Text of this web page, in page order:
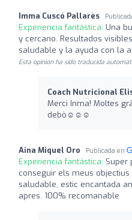
Imma Cuscó Pallarès
Experiencia fantástica: Una
y cercano. Resultados
saludable y la ayuda con la
Esta opinión ha sido traducida
Coach Nutricional
Merci Inma! Moltes
debò☺️☺️☺️
Aina Miquel Oro Publicada en
Experiencia fantástica: Super
conseguir els meus objectius
saludable, estic encantada
apres. 100% recomanable